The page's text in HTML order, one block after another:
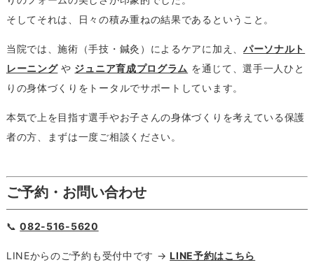
そしてそれは、日々の積み重ねの結果であるということ。
当院では、施術（手技・鍼灸）によるケアに加え、 パーソナルト
レーニングや ジュニア育成プログラム を通じて、選手一人ひと
りの身体づくりをトータルでサポートしています。
本気で上を目指す選手やお子さんの身体づくりを考えている保護
者の方、まずは一度ご相談ください。
ご予約・お問い合わせ
📞082-516-5620
LINEからのご予約も受付中です →LINE予約はこちら